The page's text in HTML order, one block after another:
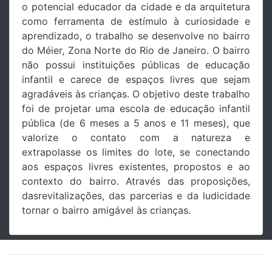
o potencial educador da cidade e da arquitetura
como ferramenta de estímulo à curiosidade e
aprendizado, o trabalho se desenvolve no bairro
do Méier, Zona Norte do Rio de Janeiro. O bairro
não possui instituições públicas de educação
infantil e carece de espaços livres que sejam
agradáveis às crianças. O objetivo deste trabalho
foi de projetar uma escola de educação infantil
pública (de 6 meses a 5 anos e 11 meses), que
valorize o contato com a natureza e
extrapolasse os limites do lote, se conectando
aos espaços livres existentes, propostos e ao
contexto do bairro. Através das proposições,
dasrevitalizações, das parcerias e da ludicidade
tornar o bairro amigável às crianças.